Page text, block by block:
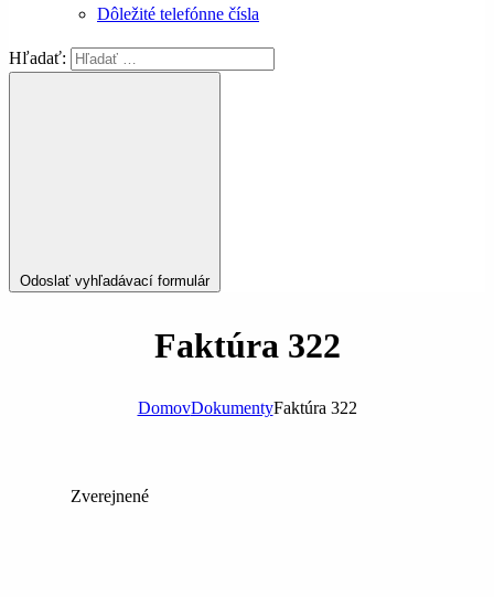
Dôležité telefónne čísla
Hľadať:
Odoslať vyhľadávací formulár
Faktúra 322
DomovDokumentyFaktúra 322
Zverejnené